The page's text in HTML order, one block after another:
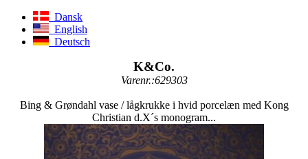
Dansk
English
Deutsch
K&Co.
Varenr.:629303
Bing & Grøndahl vase / lågkrukke i hvid porcelæn med Kong
Christian d.X´s monogram...